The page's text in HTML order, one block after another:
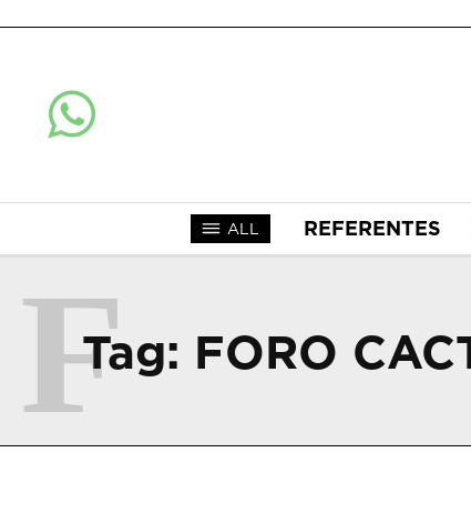
ALL REFERENTES
Tag: FORO
F